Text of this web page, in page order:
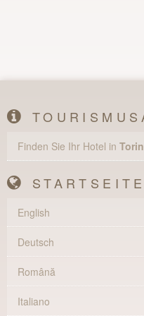
Finden Sie Ihr Hotel in
STARTSEITE
English
Deutsch
Română
Italiano